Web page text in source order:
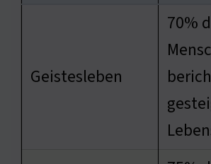
Geistesleben
70%